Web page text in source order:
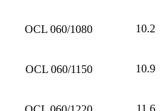
OCL 060/1080 10.2
OCL 060/1150 10.9
11.6